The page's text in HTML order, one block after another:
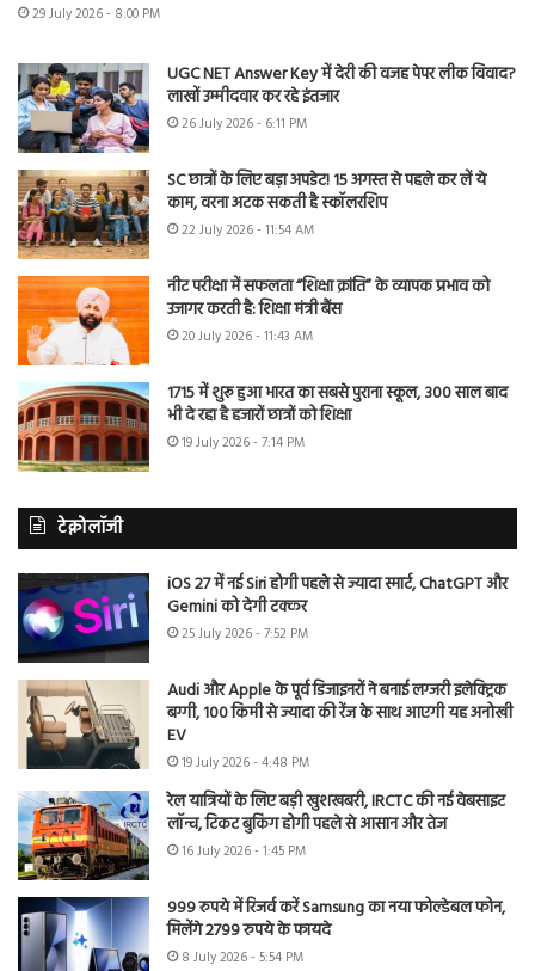
29 July 2026 - 8:00 PM
UGC NET Answer Key में देरी की वजह पेपर लीक विवाद?
लाखों उम्मीदवार कर रहे इंतजार
26 July 2026 - 6:11 PM
SC छात्रों के लिए बड़ा अपडेट! 15 अगस्त से पहले कर लें ये
काम, वरना अटक सकती है स्कॉलरशिप
22 July 2026 - 11:54 AM
नीट परीक्षा में सफलता “शिक्षा क्रांति” के व्यापक प्रभाव को
उजागर करती है: शिक्षा मंत्री बैंस
20 July 2026 - 11:43 AM
1715 में शुरू हुआ भारत का सबसे पुराना स्कूल, 300 साल बाद
भी दे रहा है हजारों छात्रों को शिक्षा
19 July 2026 - 7:14 PM
टेक्नोलॉजी
iOS 27 में नई Siri होगी पहले से ज्यादा स्मार्ट, ChatGPT और
Gemini को देगी टक्कर
25 July 2026 - 7:52 PM
Audi और Apple के पूर्व डिजाइनरों ने बनाई लग्जरी इलेक्ट्रिक
बग्गी, 100 किमी से ज्यादा की रेंज के साथ आएगी यह अनोखी
EV
19 July 2026 - 4:48 PM
रेल यात्रियों के लिए बड़ी खुशखबरी, IRCTC की नई वेबसाइट
लॉन्च, टिकट बुकिंग होगी पहले से आसान और तेज
16 July 2026 - 1:45 PM
999 रुपये में रिजर्व करें Samsung का नया फोल्डेबल फोन,
मिलेंगे 2799 रुपये के फायदे
8 July 2026 - 5:54 PM